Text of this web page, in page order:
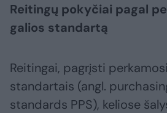
Reitingų pokyčiai pagal
galios standartą
Reitingai, pagrįsti
standartais (angl.
standards PPS), keliose